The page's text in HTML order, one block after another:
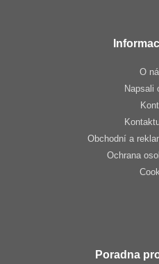
O
Napsali
Obchodní a
Ochrana
Poradna